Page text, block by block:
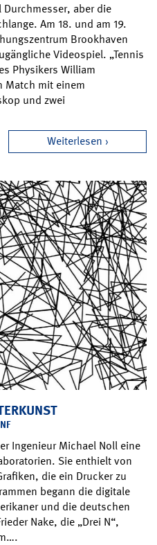
aber die
Am 18. und am 19.
Brookhaven
Videospiel. „Tennis
Physikers William
Match mit einem
und zwei
Weiterlesen
Ingenieur Michael Noll eine
Sie enthielt von
die ein Drucker zu
begann die digitale
und die deutschen
Nake, die „Drei N“,